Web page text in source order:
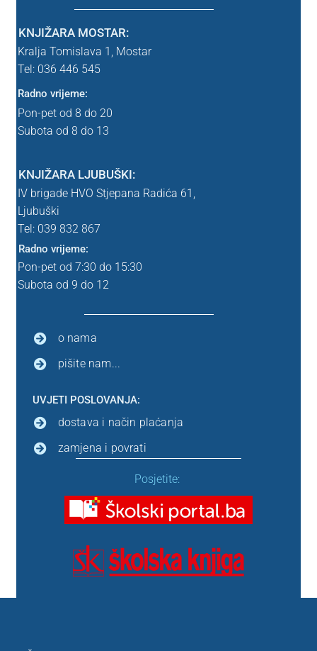
Srednja škola
Lektira SŠK
Uvjeti poslovanja
WEBINAR – nema webinara
Zahvala
Zahvala probna
KNJIŽARA MOSTAR:
Kralja Tomislava 1, Mostar
Tel: 036 446 545
Radno vrijeme:
Pon-pet od 8 do 20
Subota od 8 do 13
KNJIŽARA LJUBUŠKI:
IV brigade HVO Stjepana Radića 61,
Ljubuški
Tel: 039 832 867
Radno vrijeme:
Pon-pet od 7:30 do 15:30
Subota od 9 do 12
o nama
pišite nam...
UVJETI POSLOVANJA:
dostava i način plaćanja
zamjena i povrati
Posjetite: